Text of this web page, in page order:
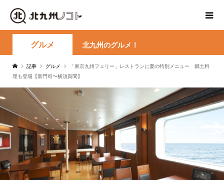
グルメ 北九州のグルメ！
記事 グルメ
「東京九州フェリー」レストランに夏の特別メニュー 郷土料
理も登場【新門司〜横須賀間】